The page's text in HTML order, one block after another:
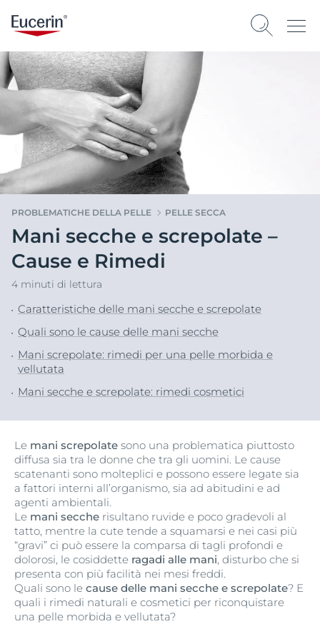
PROBLEMATICHE DELLA PELLE PELLE SECCA
Mani secche e screpolate –
Cause e Rimedi
4 minuti di lettura
Caratteristiche delle mani secche e screpolate
Quali sono le cause delle mani secche
Mani screpolate: rimedi per una pelle morbida e
vellutata
Mani secche e screpolate: rimedi cosmetici
Le mani screpolate sono una problematica piuttosto
diffusa sia tra le donne che tra gli uomini. Le cause
scatenanti sono molteplici e possono essere legate sia
a fattori interni all’organismo, sia ad abitudini e ad
agenti ambientali.
Le mani secche risultano ruvide e poco gradevoli al
tatto, mentre la cute tende a squamarsi e nei casi più
“gravi” ci può essere la comparsa di tagli profondi e
dolorosi, le cosiddette ragadi alle mani, disturbo che si
presenta con più facilità nei mesi freddi.
Quali sono le cause delle mani secche e screpolate? E
quali i rimedi naturali e cosmetici per riconquistare
una pelle morbida e vellutata?